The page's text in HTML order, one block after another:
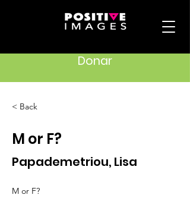
Donar
< Back
M or F?
Papademetriou, Lisa
M or F?